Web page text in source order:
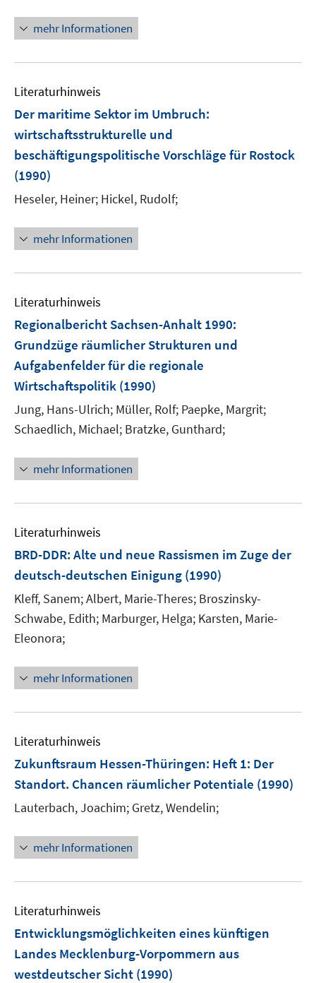
u
F
n
s
e
n
mehr Informationen
Literaturhinweis
Der maritime Sektor im Umbruch:
wirtschaftsstrukturelle und
beschäftigungspolitische Vorschläge für Rostock
(1990)
Heseler, Heiner; Hickel, Rudolf;
mehr Informationen
Literaturhinweis
Regionalbericht Sachsen-Anhalt 1990:
Grundzüge räumlicher Strukturen und
Aufgabenfelder für die regionale
Wirtschaftspolitik (1990)
Jung, Hans-Ulrich; Müller, Rolf; Paepke, Margrit;
Schaedlich, Michael; Bratzke, Gunthard;
mehr Informationen
Literaturhinweis
BRD-DDR: Alte und neue Rassismen im Zuge der
deutsch-deutschen Einigung (1990)
Kleff, Sanem;Albert, Marie-Theres; Broszinsky-
Schwabe, Edith; Marburger, Helga; Karsten, Marie-
Eleonora;
mehr Informationen
Literaturhinweis
Zukunftsraum Hessen-Thüringen: Heft 1: Der
Standort. Chancen räumlicher Potentiale (1990)
Lauterbach, Joachim; Gretz, Wendelin;
mehr Informationen
Literaturhinweis
Entwicklungsmöglichkeiten eines künftigen
Landes Mecklenburg-Vorpommern aus
westdeutscher Sicht (1990)